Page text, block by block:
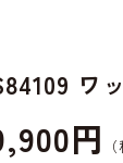
ワ
円